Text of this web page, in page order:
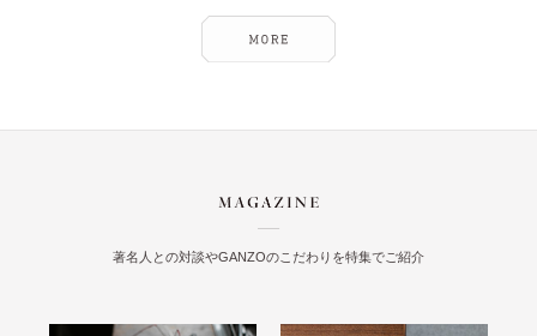
著名人との対談やGANZOのこだわりを特集でご紹介